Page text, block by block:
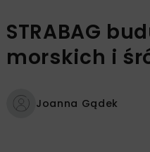
STRABAG
morskich i
Joanna Gądek